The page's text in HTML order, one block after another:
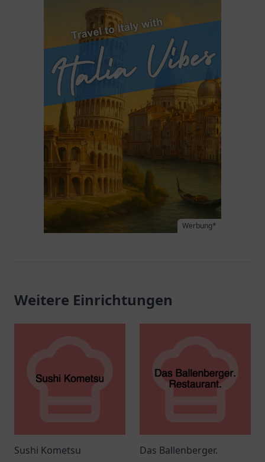
Werbung*
Weitere Einrichtungen
Sushi Kometsu
Das Ballenberger.